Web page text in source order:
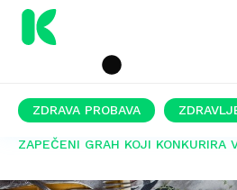
ZDRAVA PROBAVA
ZAPEČENI GRAH KOJI KONKURIRA